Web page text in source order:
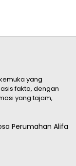
yang
fakta, dengan
yang tajam,
Perumahan Alifa